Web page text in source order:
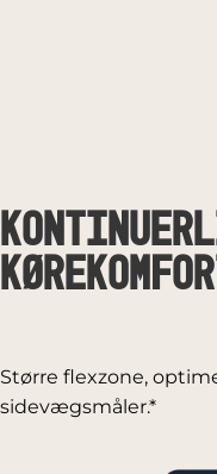
Større flexzone,
sidevægsmåler.*